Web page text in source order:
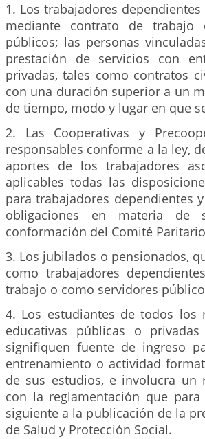
1. Los trabajadores
mediante contrato de
públicos; las personas
prestación de servicios con
privadas, tales como contratos
con una duración superior a un
de tiempo, modo y lugar en que
2. Las Cooperativas y
responsables conforme a la ley,
aportes de los trabajadores
aplicables todas las
para trabajadores dependientes
obligaciones en materia de
conformación del Comité
3. Los jubilados o pensionados,
como trabajadores
trabajo o como servidores
4. Los estudiantes de todos los
educativas públicas o
signifiquen fuente de ingreso
entrenamiento o actividad
de sus estudios, e involucra un
con la reglamentación que
siguiente a la publicación de la
de Salud y Protección Social.